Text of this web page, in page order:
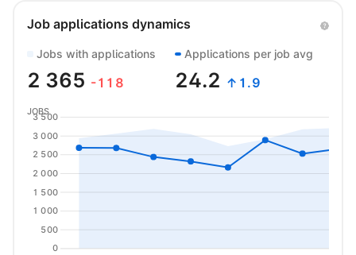
Job applications dynamics
Jobs with applications
2 365 -118
Applications per job avg
24.2 ↑1.9
0
500
1 000
1 500
2 000
2 500
3 000
3 500
JOBS